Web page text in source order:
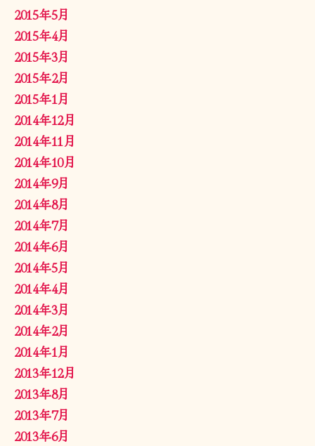
2015年5月
2015年4月
2015年3月
2015年2月
2015年1月
2014年12月
2014年11月
2014年10月
2014年9月
2014年8月
2014年7月
2014年6月
2014年5月
2014年4月
2014年3月
2014年2月
2014年1月
2013年12月
2013年8月
2013年7月
2013年6月